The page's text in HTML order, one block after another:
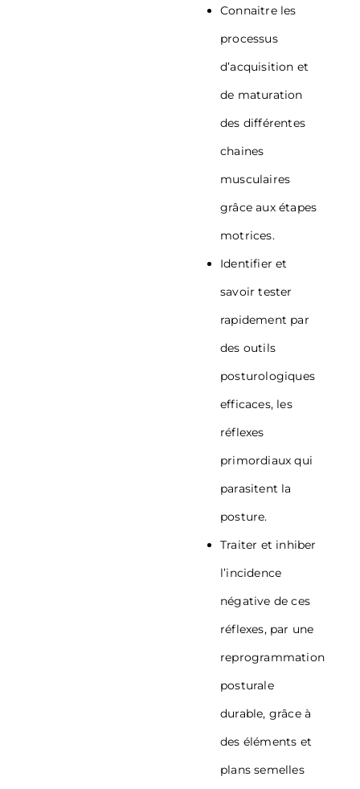
Connaitre les
processus
d’acquisition et
de maturation
des différentes
chaines
musculaires
grâce aux étapes
motrices.
Identifier et
savoir tester
rapidement par
des outils
posturologiques
efficaces, les
réflexes
primordiaux qui
parasitent la
posture.
Traiter et inhiber
l’incidence
négative de ces
réflexes, par une
reprogrammation
posturale
durable, grâce à
des éléments et
plans semelles